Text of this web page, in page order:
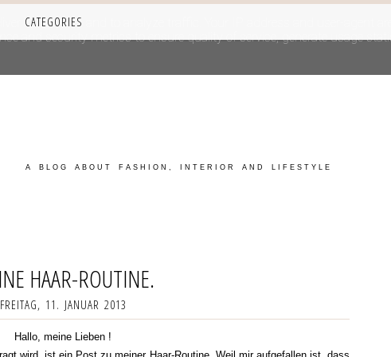
CATEGORIES
A BLOG ABOUT FASHION, INTERIOR AND LIFESTYLE
HAAR-ROUTINE.
FREITAG, 11. JANUAR 2013
Hallo, meine Lieben !
its services and to analyze traffic. Your IP address and user-agent are
and security metrics to ensure quality of service, generate usage